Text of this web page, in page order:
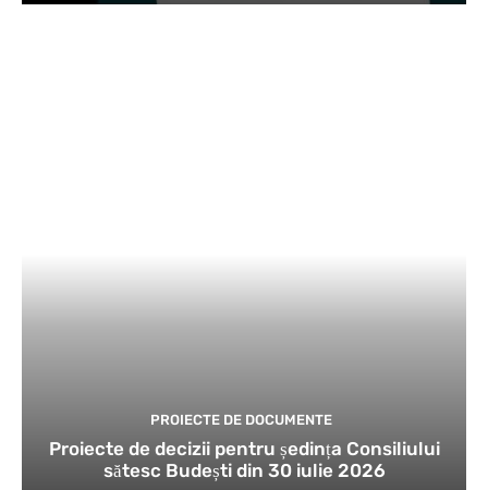
PROIECTE DE DOCUMENTE
Proiecte de decizii pentru ședința Consiliului
sătesc Budești din 30 iulie 2026